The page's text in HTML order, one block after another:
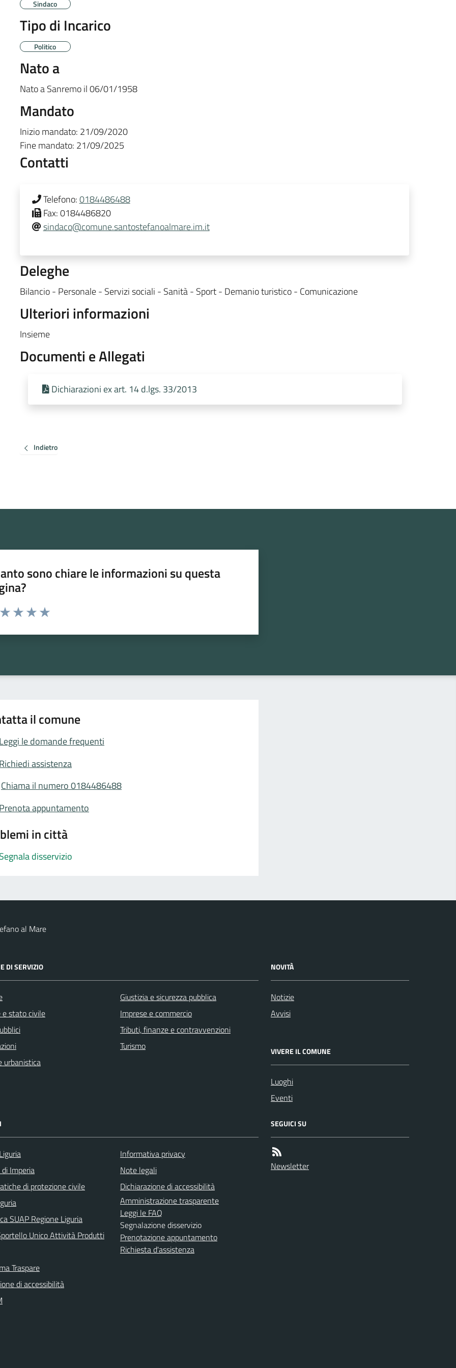
Sindaco
Tipo di Incarico
Politico
Nato a
Nato aSanremoil06/01/1958
Mandato
Inizio mandato: 21/09/2020
Fine mandato: 21/09/2025
Contatti
Telefono:0184486488
Fax:0184486820
sindaco@comune.santostefanoalmare.im.it
Deleghe
Bilancio - Personale - Servizi sociali - Sanità - Sport - Demanio turistico - Comunicazione
Ulteriori informazioni
Insieme
Documenti e Allegati
Dichiarazioni ex art. 14 d.lgs. 33/2013
Indietro
sono chiare le informazioni su questa
da 1 a 5 stelle la pagina
il comune
Leggi le domande frequenti
Richiedi assistenza
Chiama il numero 0184486488
Prenota appuntamento
in città
Segnala disservizio
al Mare
DI SERVIZIO
e stato civile
urbanistica
Giustizia e sicurezza pubblica
Imprese e commercio
Tributi, finanze e contravvenzioni
Turismo
NOVITÀ
Notizie
Avvisi
VIVERE IL COMUNE
Luoghi
Eventi
Imperia
di protezione civile
SUAP Regione Liguria
Unico Attività Produtti
Traspare
di accessibilità
Informativa privacy
Note legali
Dichiarazione di accessibilità
Amministrazione trasparente
Leggi le FAQ
Segnalazione disservizio
Prenotazione appuntamento
Richiesta d'assistenza
SEGUICI SU
Newsletter